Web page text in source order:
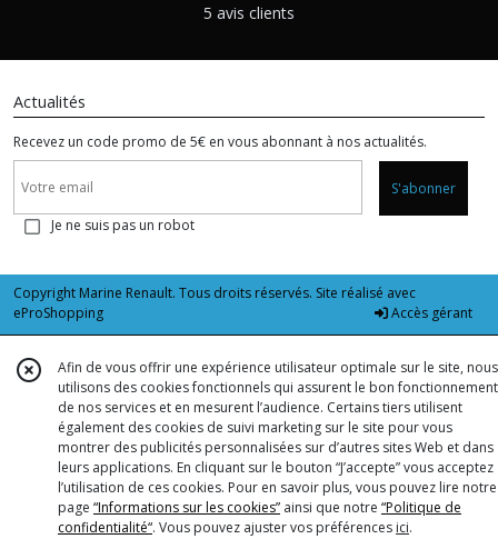
5 avis clients
Actualités
Recevez un code promo de 5€ en vous abonnant à nos actualités.
S'abonner
Je ne suis pas un robot
Copyright Marine Renault. Tous droits réservés. Site réalisé avec
eProShopping
Accès gérant
Afin de vous offrir une expérience utilisateur optimale sur le site, nous
utilisons des cookies fonctionnels qui assurent le bon fonctionnement
de nos services et en mesurent l’audience. Certains tiers utilisent
également des cookies de suivi marketing sur le site pour vous
montrer des publicités personnalisées sur d’autres sites Web et dans
leurs applications. En cliquant sur le bouton “J’accepte” vous acceptez
l’utilisation de ces cookies. Pour en savoir plus, vous pouvez lire notre
page “Informations sur les cookies” ainsi que notre “Politique de
confidentialité“. Vous pouvez ajuster vos préférences ici.